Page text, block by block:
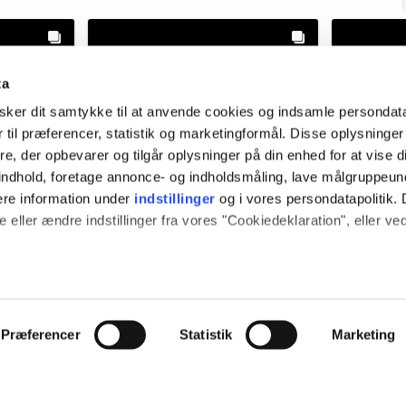
dit samtykke til at anvende cookies og indsamle
til præferencer, statistik og marketingformål. Disse
der opbevarer og tilgår oplysninger på din enhed for at vise
foretage annonce- og indholdsmåling, lave
information under indstillinger og i vores persondatapolitik.
eller ændre indstillinger fra vores "Cookiedeklaration", eller
baseret på en scanning af dens unikke karakteristika
Præferencer Statistik Marketing